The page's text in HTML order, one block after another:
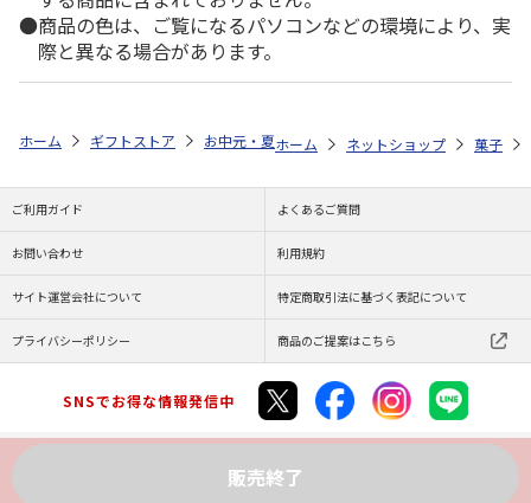
商品の色は、ご覧になるパソコンなどの環境により、実
際と異なる場合があります。
販売終了
ホーム ギフトストア お中元・夏ギフト特集 2026 ゆうゆうギフト
ホーム ネットショップ 菓子
ご利用ガイド よくあるご質問
お問い合わせ 利用規約
サイト運営会社について 特定商取引法に基づく表記について
プライバシーポリシー 商品のご提案はこちら
SNSでお得な情報発信中